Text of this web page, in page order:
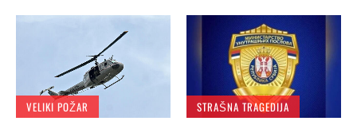
VELIKI POŽAR
STRAŠNA TRAGEDIJA